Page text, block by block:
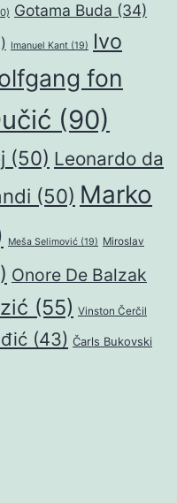
Gotama Buda (34)
Imanuel Kant (19)
Ivo
fon
(90)
(50) Leonardo da
(50) Marko
Meša Selimović (19) Miroslav
Onore De Balzak
(55) Vinston Čerčil
(43) Čarls Bukovski